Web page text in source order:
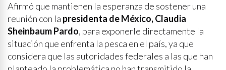
Afirmó que mantienen la esperanza de sostener una
reunión con la presidenta de México, Claudia
Sheinbaum Pardo, para exponerle directamente la
situación que enfrenta la pesca en el país, ya que
considera que las autoridades federales a las que han